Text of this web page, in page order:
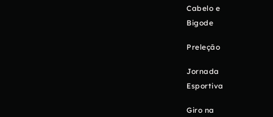
Cabelo e
Bigode
Preleção
Jornada
Esportiva
Giro na